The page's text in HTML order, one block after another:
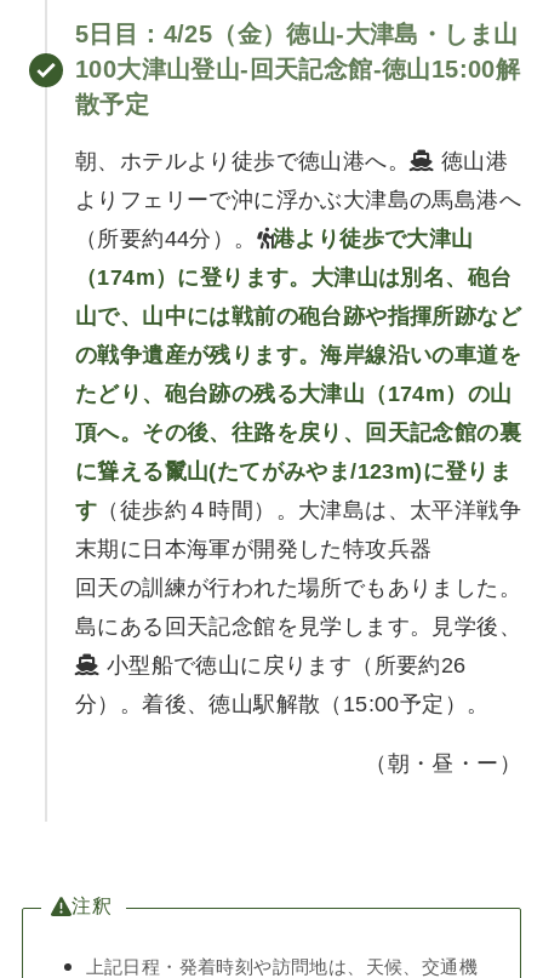
5日目 ：4/25（金）徳山-大津島・しま山
100大津山登山-回天記念館-徳山15:00解
散予定
朝、ホテルより徒歩で徳山港へ。
徳山港
よりフェリーで沖に浮かぶ大津島の馬島港へ
（所要約44分）。
港より徒歩で大津山
（174m）に登ります。大津山は別名、砲台
山で、山中には戦前の砲台跡や指揮所跡など
の戦争遺産が残ります。海岸線沿いの車道を
たどり、砲台跡の残る大津山（174m）の山
頂へ。その後、往路を戻り、回天記念館の裏
に聳える鬣山(たてがみやま/123m)に登りま
す （徒歩約４時間）。大津島は、太平洋戦争
末期に日本海軍が開発した特攻兵器
回天の訓練が行われた場所でもありました。
島にある回天記念館を見学します。見学後、
小型船で徳山に戻ります（所要約26
分）。着後、徳山駅解散（15:00予定）。
（朝・昼・ー）
注釈
上記日程・発着時刻や訪問地は、天候、交通機